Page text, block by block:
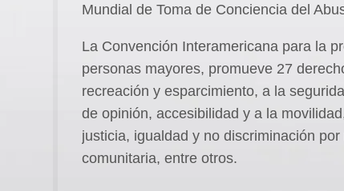
Mundial de Toma de Conciencia del
La Convención Interamericana para la
personas mayores, promueve 27
recreación y esparcimiento, a la
de opinión, accesibilidad y a la
justicia, igualdad y no discriminación
comunitaria, entre otros.